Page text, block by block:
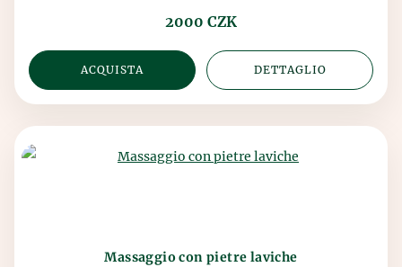
2000 CZK
ACQUISTA DETTAGLIO
Massaggio con pietre laviche